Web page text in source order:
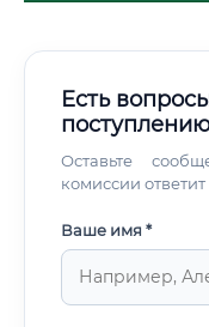
Есть
Оставьте
комиссии
Ваше имя *